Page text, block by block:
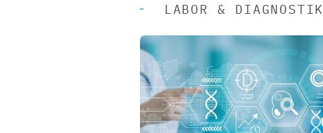
LABOR & DIAGNOSTIK